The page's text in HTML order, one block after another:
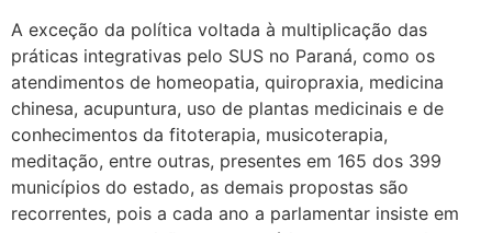
A exceção da política voltada à multiplicação das
práticas integrativas pelo SUS no Paraná, como os
atendimentos de homeopatia, quiropraxia, medicina
chinesa, acupuntura, uso de plantas medicinais e de
conhecimentos da fitoterapia, musicoterapia,
meditação, entre outras, presentes em 165 dos 399
municípios do estado, as demais propostas são
recorrentes, pois a cada ano a parlamentar insiste em